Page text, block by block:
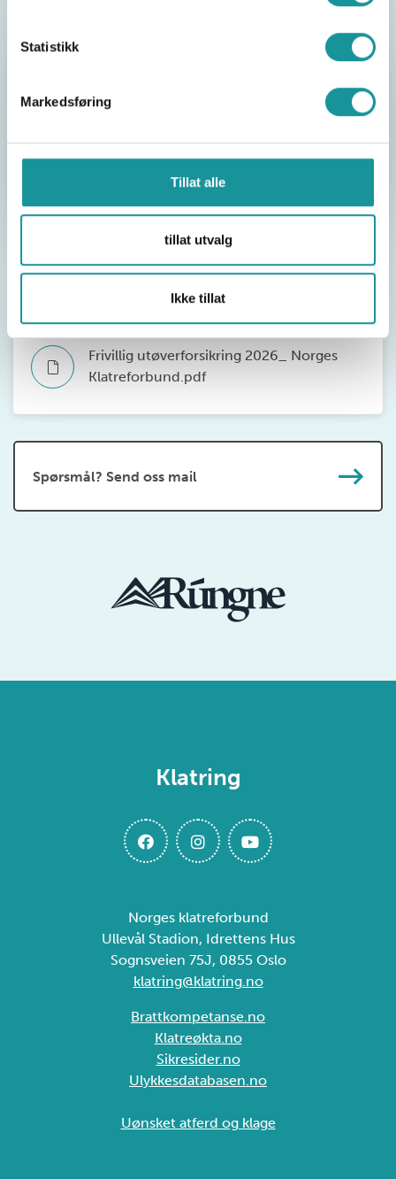
Statistikk
Markedsføring
Tillat alle
tillat utvalg
Ikke tillat
Skade meldes inn til Gjensidige på
gjensidige.no/idrettsforsikring
Forsikringsvilkår:
Frivillig utøverforsikring 2026_ Norges
Klatreforbund.pdf
Spørsmål? Send oss mail
Klatring
Norges klatreforbund
Ullevål Stadion, Idrettens Hus
Sognsveien 75J, 0855 Oslo
klatring@klatring.no
Brattkompetanse.no
Klatreøkta.no
Sikresider.no
Ulykkesdatabasen.no
Uønsket atferd og klage